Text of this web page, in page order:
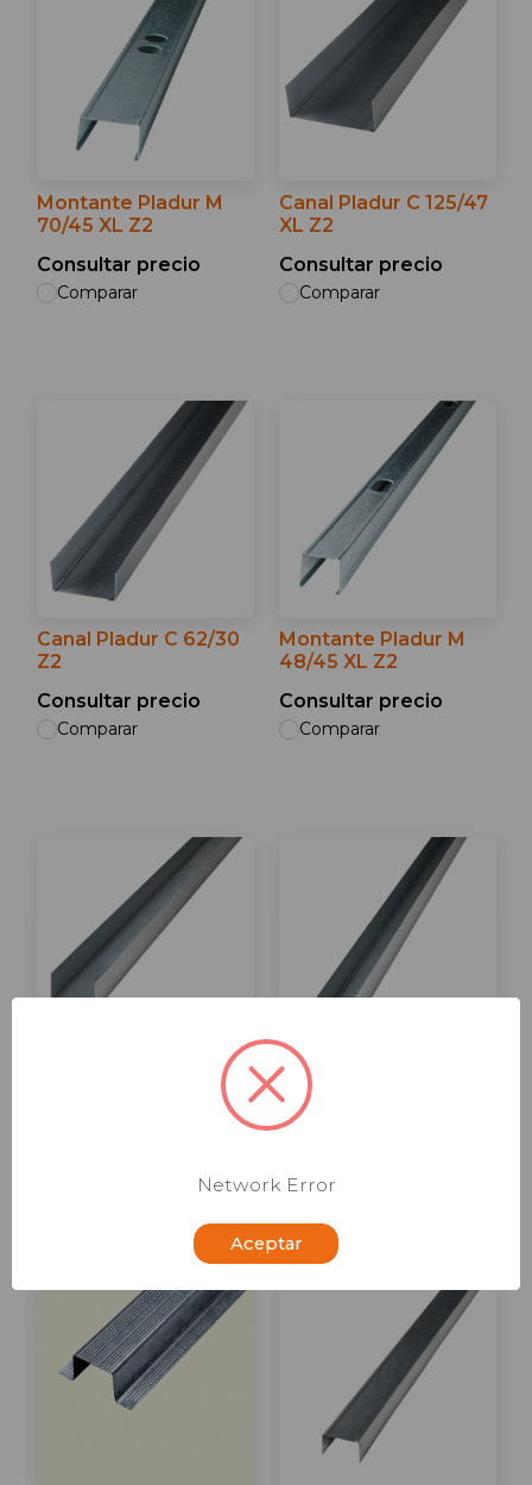
Montante Pladur M
70/45 XL Z2
Consultar precio
Comparar
Canal Pladur C 125/47
XL Z2
Consultar precio
Comparar
Canal Pladur C 62/30
Z2
Consultar precio
Comparar
Montante Pladur M
48/45 XL Z2
Consultar precio
Comparar
Canal Pladur C 70/47
Canal Pladur C 48/47
XL Z2
Network Error
Aceptar